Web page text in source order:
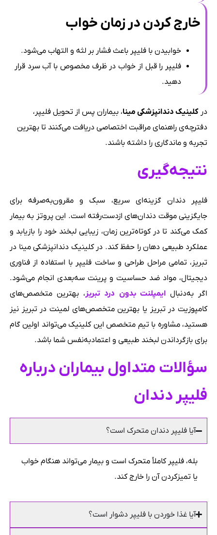
خارج کردن در زمان خواب
خوابیدن با فلیپر باعث فشار بر لثه و التهاب می‌شود.
فلیپر را قبل از خواب در ظرف مخصوص با آب سرد قرار
دهید.
در کلینیک دندانپزشکی مینا، بیماران پس از تحویل فلیپر،
دفترچه‌ی راهنمای مراقبت اختصاصی دریافت می‌کنند تا بهترین
تجربه و ماندگاری را داشته باشند.
نتیجه‌گیری
فلیپر دندان گزینه‌ای سریع، سبک و مقرون‌به‌صرفه برای
جایگزینی موقت دندان‌های ازدست‌رفته است. این پروتز به بیمار
کمک می‌کند تا در کوتاه‌ترین زمان، زیبایی لبخند خود را بازیابد و
عملکرد طبیعی دهان را حفظ کند. در کلینیک دندانپزشکی مینا در
تبریز، تمامی مراحل طراحی و ساخت فلیپر با استفاده از فناوری
دیجیتال، مواد ضد حساسیت و پرینت سه‌بعدی انجام می‌شود.
اگر به‌دنبالایمپلنت بدون درد تبریز، بهترین متخصص‌های
کامپوزیت در تبریز یا بهترین متخصص‌های لمینت در تبریز نیز
هستید، مشاوره با تیم متخصص این کلینیک می‌تواند اولین گام
برای بازگرداندن لبخند طبیعی و اعتمادبه‌نفس شما باشد.
سؤالات متداول بیماران درباره
فلیپر دندان
آیا فلیپر دندان متحرک است؟
بله، فلیپر کاملاً متحرک است و بیمار می‌تواند هنگام خواب
یا تمیزکردن آن را خارج کند.
آیا غذا خوردن با فلیپر دشوار است؟